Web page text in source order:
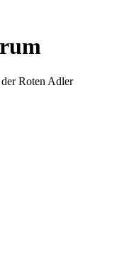
Roten Adler